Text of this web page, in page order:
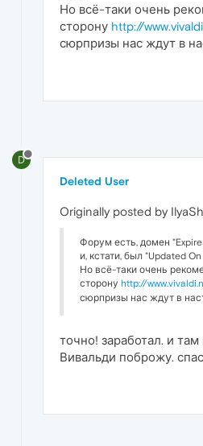
Но всё-таки очень
сторону http://
сюрпризы нас ждут в
D
Deleted User
Originally posted by
Форум есть, домен
и, кстати, был "Updated
Но всё-таки очень
сторону http://
сюрпризы нас ждут в
точно! заработал. и
Вивальди поброжу.